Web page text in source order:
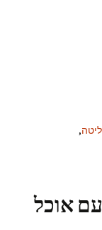
,
אוכל